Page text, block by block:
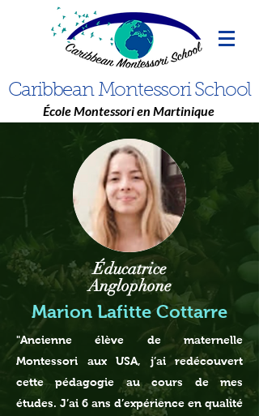
Caribbean Montessori School
École Montessori en Martinique
Éducatrice
Anglophone
Marion Lafitte Cottarre
"Ancienne élève de maternelle
Montessori aux USA, j’ai redécouvert
cette pédagogie au cours de mes
études. J’ai 6 ans d’expérience en qualité